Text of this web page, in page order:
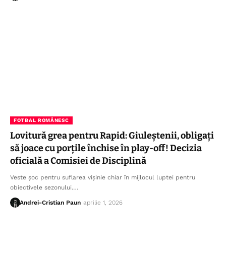
FOTBAL ROMÂNESC
Lovitură grea pentru Rapid: Giuleștenii, obligați
să joace cu porțile închise în play-off! Decizia
oficială a Comisiei de Disciplină
Veste șoc pentru suflarea vișinie chiar în mijlocul luptei pentru
obiectivele sezonului.…
Andrei-Cristian Paun aprilie 1, 2026